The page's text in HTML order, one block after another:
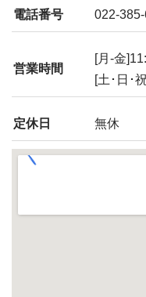
電話番号 022-
営業時間
[月-金
[土･日･
定休日 無休